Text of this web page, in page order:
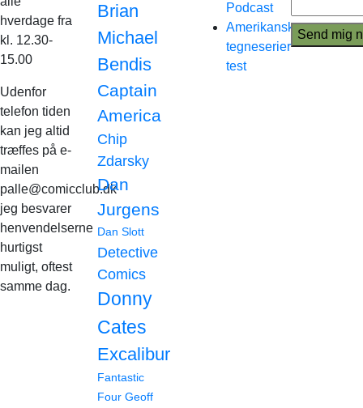
hverdage fra
kl. 12.30-
15.00
Udenfor
telefon tiden
kan jeg altid
træffes på e-
mailen
palle@comicclub.dk
jeg besvarer
henvendelserne
hurtigst
muligt, oftest
samme dag.
Brian
Michael
Bendis
Captain
America
Chip
Zdarsky
Dan
Jurgens
Dan Slott
Detective
Comics
Donny
Cates
Excalibur
Fantastic
Four Geoff
Podcast
Amerikanske
tegneserier
test